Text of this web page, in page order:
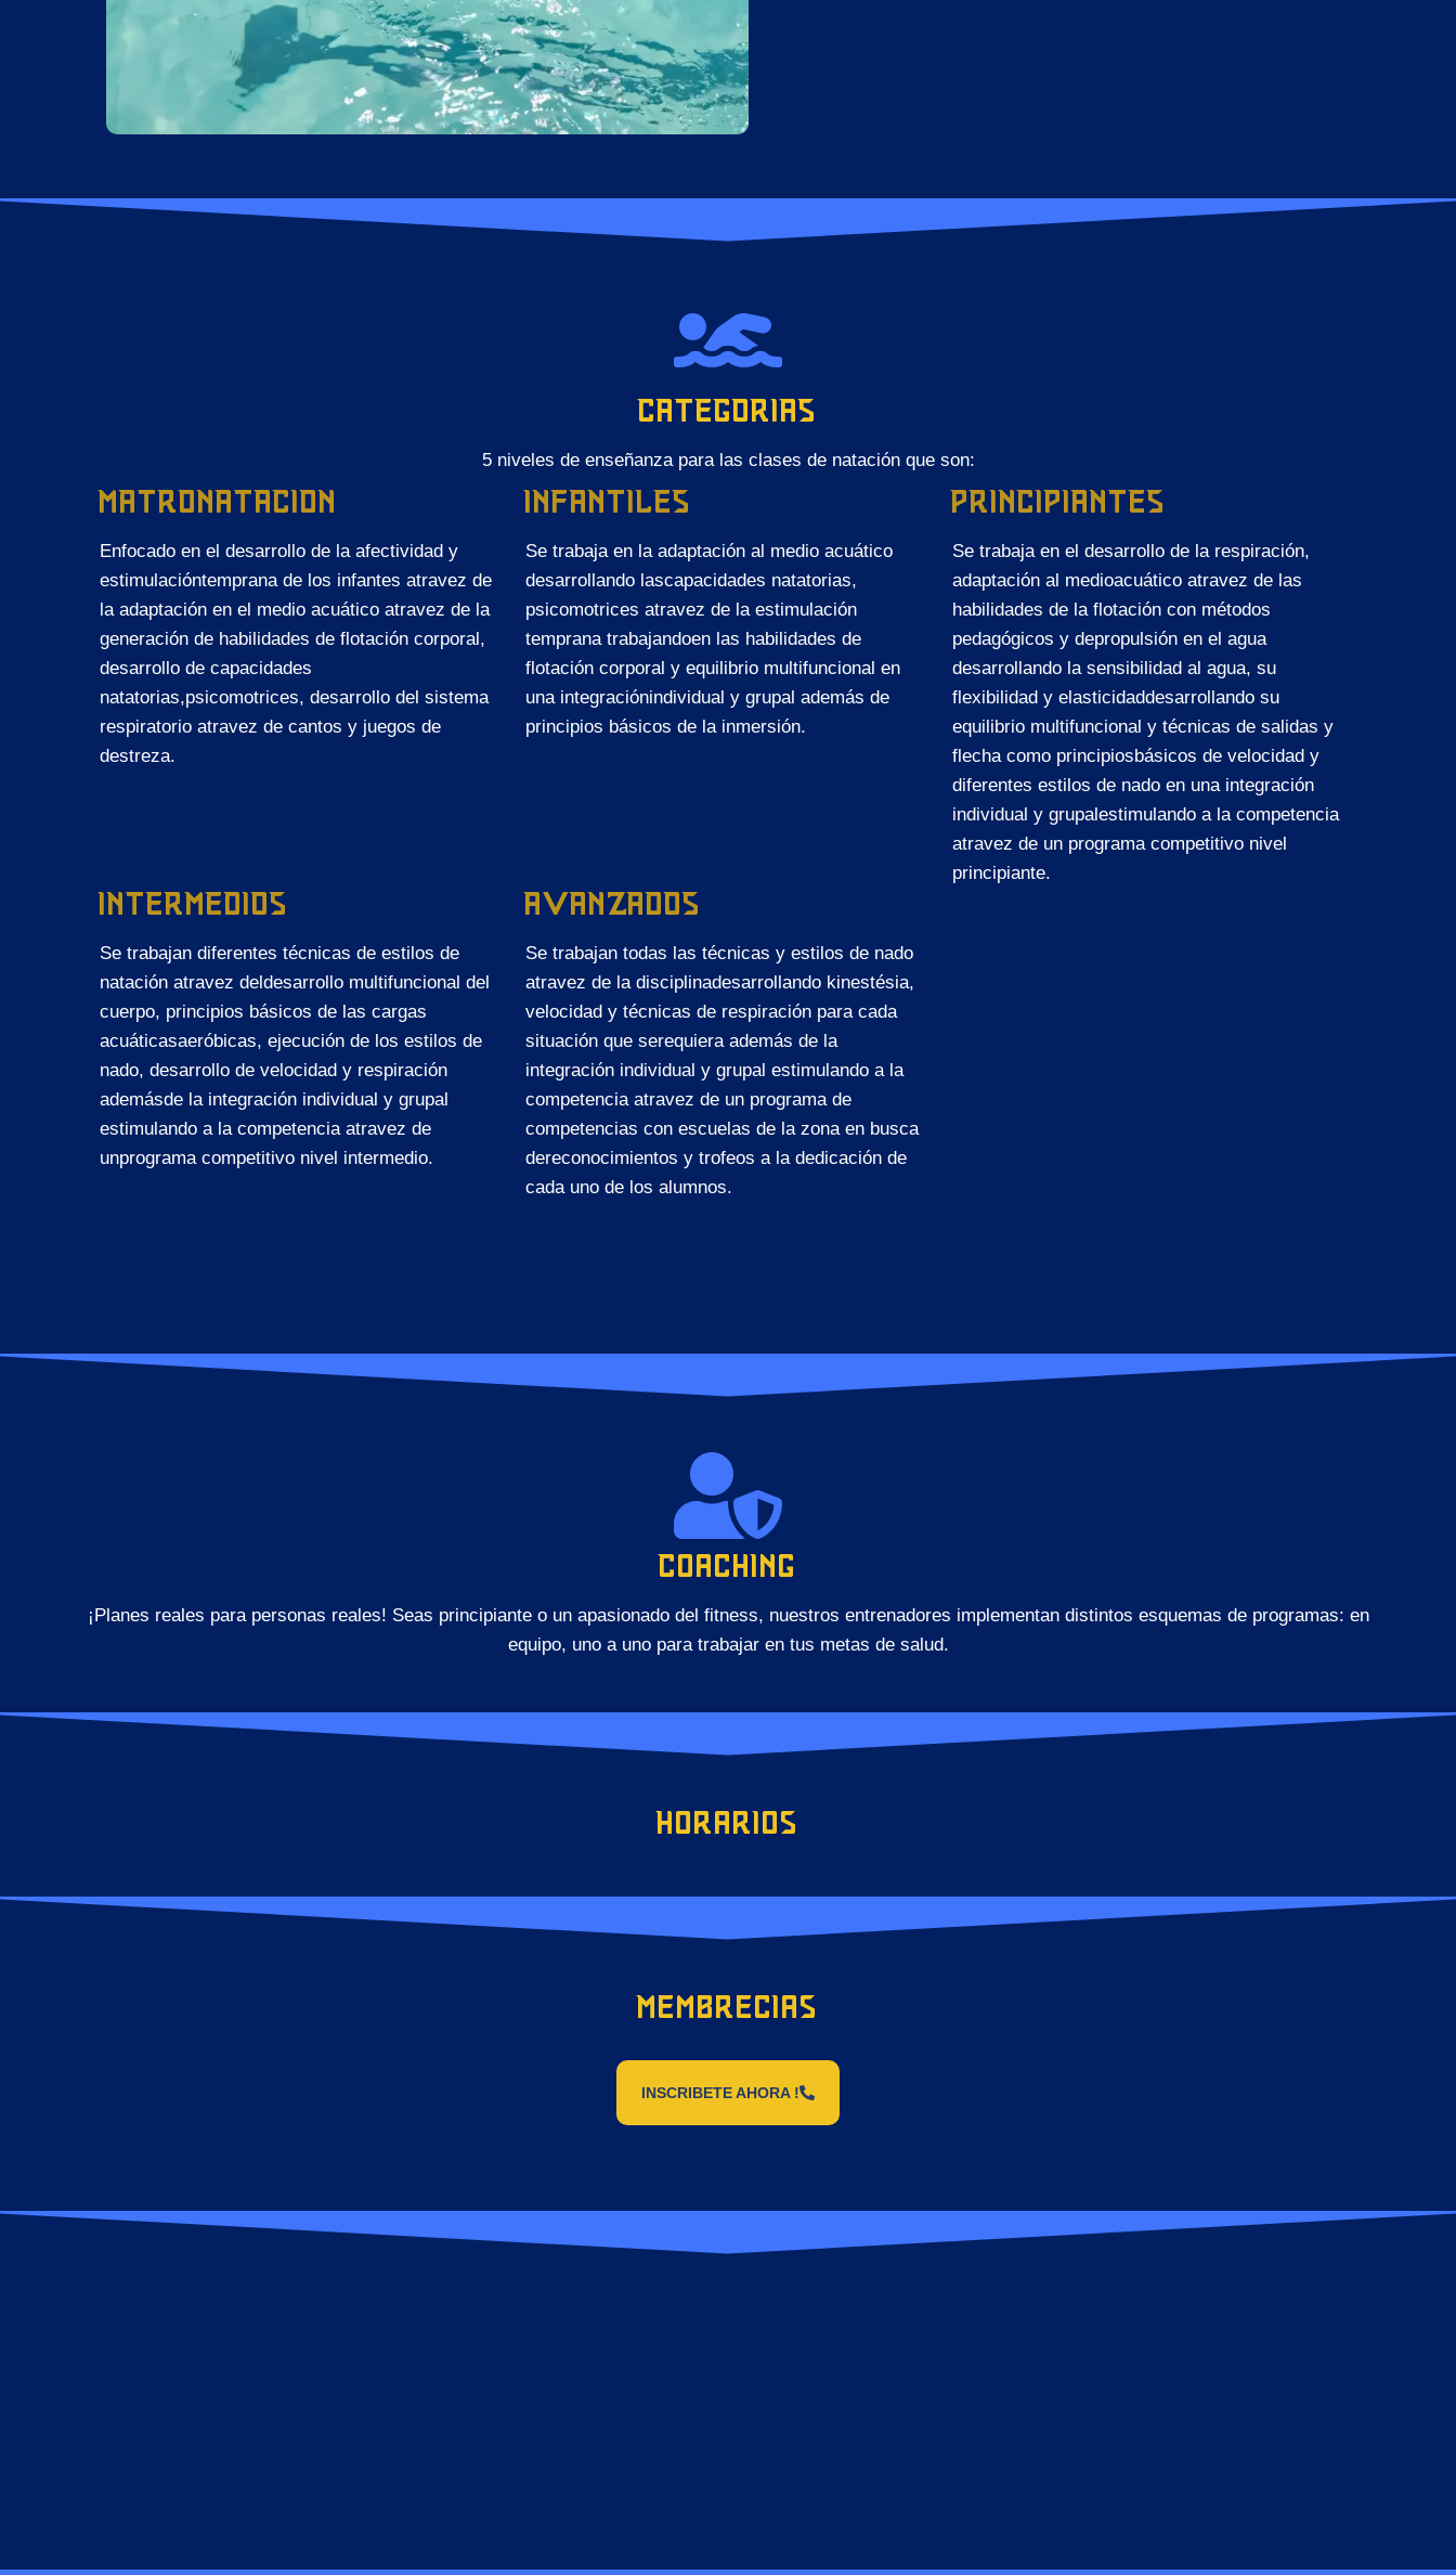
CATEGORIAS
5 niveles de enseñanza para las clases de natación que son:
MATRONATACION
Enfocado en el desarrollo de la afectividad y
estimulacióntemprana de los infantes atravez de
la adaptación en el medio acuático atravez de la
generación de habilidades de flotación corporal,
desarrollo de capacidades
natatorias,psicomotrices, desarrollo del sistema
respiratorio atravez de cantos y juegos de
destreza.
INFANTILES
Se trabaja en la adaptación al medio acuático
desarrollando lascapacidades natatorias,
psicomotrices atravez de la estimulación
temprana trabajandoen las habilidades de
flotación corporal y equilibrio multifuncional en
una integraciónindividual y grupal además de
principios básicos de la inmersión.
PRINCIPIANTES
Se trabaja en el desarrollo de la respiración,
adaptación al medioacuático atravez de las
habilidades de la flotación con métodos
pedagógicos y depropulsión en el agua
desarrollando la sensibilidad al agua, su
flexibilidad y elasticidaddesarrollando su
equilibrio multifuncional y técnicas de salidas y
flecha como principiosbásicos de velocidad y
diferentes estilos de nado en una integración
individual y grupalestimulando a la competencia
atravez de un programa competitivo nivel
principiante.
INTERMEDIOS
Se trabajan diferentes técnicas de estilos de
natación atravez deldesarrollo multifuncional del
cuerpo, principios básicos de las cargas
acuáticasaeróbicas, ejecución de los estilos de
nado, desarrollo de velocidad y respiración
ademásde la integración individual y grupal
estimulando a la competencia atravez de
unprograma competitivo nivel intermedio.
AVANZADOS
Se trabajan todas las técnicas y estilos de nado
atravez de la disciplinadesarrollando kinestésia,
velocidad y técnicas de respiración para cada
situación que serequiera además de la
integración individual y grupal estimulando a la
competencia atravez de un programa de
competencias con escuelas de la zona en busca
dereconocimientos y trofeos a la dedicación de
cada uno de los alumnos.
Coaching
¡Planes reales para personas reales! Seas principiante o un apasionado del fitness, nuestros entrenadores implementan distintos esquemas de programas: en
equipo, uno a uno para trabajar en tus metas de salud.
Horarios
Membrecias
INSCRIBETE AHORA !